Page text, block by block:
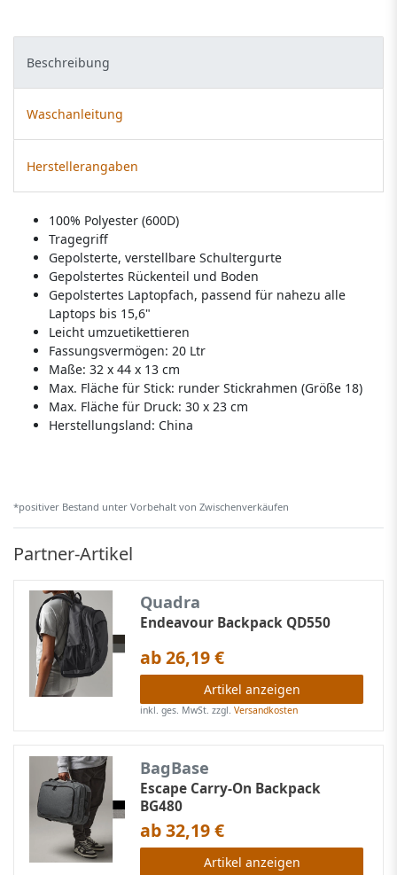
Beschreibung
Waschanleitung
Herstellerangaben
100% Polyester (600D)
Tragegriff
Gepolsterte, verstellbare Schultergurte
Gepolstertes Rückenteil und Boden
Gepolstertes Laptopfach, passend für nahezu alle
Laptops bis 15,6"
Leicht umzuetikettieren
Fassungsvermögen: 20 Ltr
Maße: 32 x 44 x 13 cm
Max. Fläche für Stick: runder Stickrahmen (Größe 18)
Max. Fläche für Druck: 30 x 23 cm
Herstellungsland: China
*positiver Bestand unter Vorbehalt von Zwischenverkäufen
Partner-Artikel
Quadra
Endeavour Backpack QD550
ab 26,19 €
Artikel anzeigen
inkl. ges. MwSt. zzgl.Versandkosten
BagBase
Escape Carry-On Backpack
BG480
ab 32,19 €
Artikel anzeigen